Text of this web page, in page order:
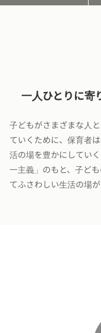
一人ひとりに寄
子どもがさまざまな人
ていくために、保育者
活の場を豊かにしてい
一主義」のもと、子ど
てふさわしい生活の場